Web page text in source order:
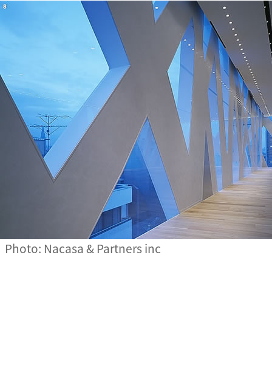
Photo: Nacasa & Partners inc